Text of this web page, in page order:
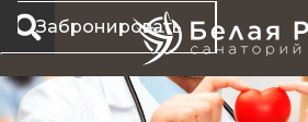
Перейти
Забронировать